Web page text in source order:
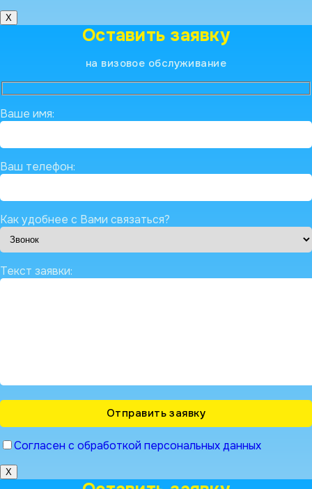
X
Оставить заявку
на визовое обслуживание
Ваше имя:
Ваш телефон:
Как удобнее с Вами связаться?
Текст заявки:
Согласен с обработкой персональных данных
X